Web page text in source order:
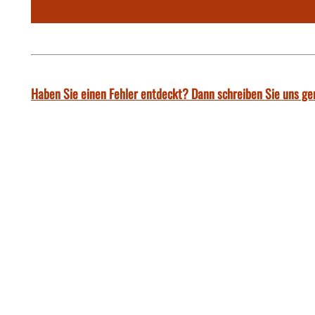
Haben Sie einen Fehler entdeckt? Dann schreiben Sie uns